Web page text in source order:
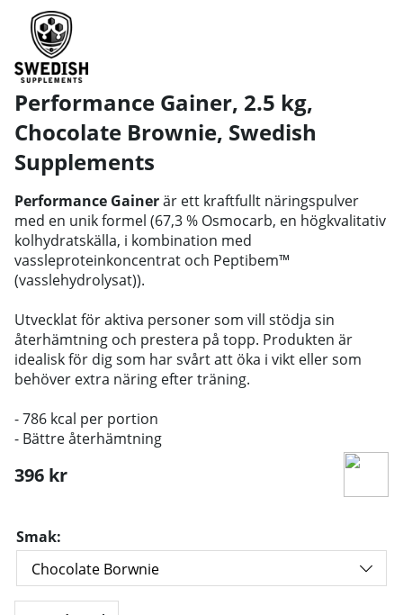
Performance Gainer, 2.5 kg,
Chocolate Brownie, Swedish
Supplements
Performance Gainerär ett kraftfullt näringspulver
med en unik formel (67,3 % Osmocarb, en högkvalitativ
kolhydratskälla, i kombination med
vassleproteinkoncentrat och Peptibem™
(vasslehydrolysat)).
Utvecklat för aktiva personer som vill stödja sin
återhämtning och prestera på topp. Produkten är
idealisk för dig som har svårt att öka i vikt eller som
behöver extra näring efter träning.
- 786 kcal per portion
- Bättre återhämtning
396 kr
Smak: